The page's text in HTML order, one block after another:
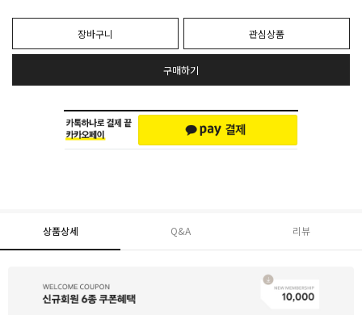
장바구니 관심상품
구매하기
상품상세 Q&A 리뷰